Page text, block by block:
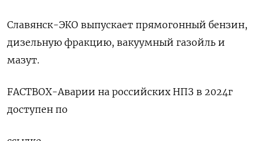
Славянск-ЭКО выпускает прямогонный бензин,
дизельную фракцию, вакуумный газойль и
мазут.
FACTBOX-Аварии на российских НПЗ в 2024г
доступен по